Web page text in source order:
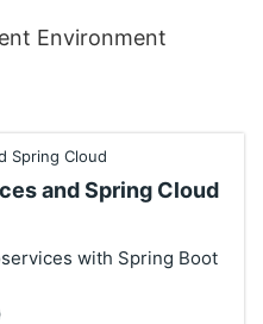
Environment
and Spring Cloud
with Spring Boot